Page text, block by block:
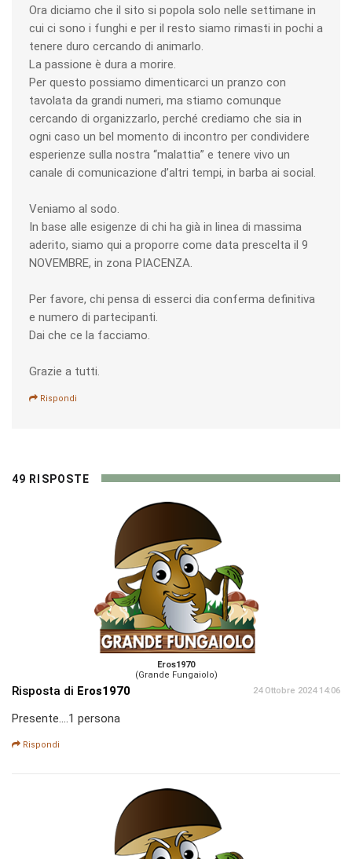
Ora diciamo che il sito si popola solo nelle settimane in
cui ci sono i funghi e per il resto siamo rimasti in pochi a
tenere duro cercando di animarlo.
La passione è dura a morire.
Per questo possiamo dimenticarci un pranzo con
tavolata da grandi numeri, ma stiamo comunque
cercando di organizzarlo, perché crediamo che sia in
ogni caso un bel momento di incontro per condividere
esperienze sulla nostra “malattia” e tenere vivo un
canale di comunicazione d’altri tempi, in barba ai social.
Veniamo al sodo.
In base alle esigenze di chi ha già in linea di massima
aderito, siamo qui a proporre come data prescelta il 9
NOVEMBRE, in zona PIACENZA.
Per favore, chi pensa di esserci dia conferma definitiva
e numero di partecipanti.
Dai che ce la facciamo.
Grazie a tutti.
Rispondi
49 RISPOSTE
Eros1970
(Grande Fungaiolo)
Risposta di Eros1970 24 Ottobre 2024 14:06
Presente....1 persona
Rispondi